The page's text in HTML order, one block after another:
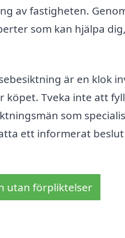
av fastigheten.
som kan hjälpa
är en klok
Tveka inte att
som
ett informerat
utan förpliktelser